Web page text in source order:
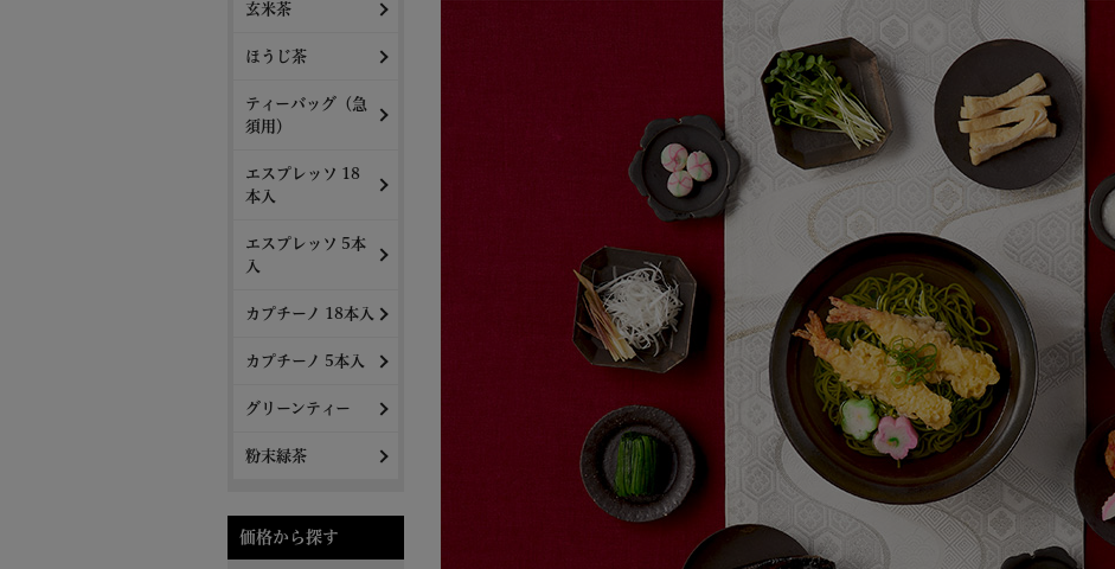
玄米茶
ほうじ茶
ティーバッグ（急
須用）
エスプレッソ 18
本入
エスプレッソ 5本
入
カプチーノ 18本入
カプチーノ 5本入
グリーンティー
粉末緑茶
価格から探す